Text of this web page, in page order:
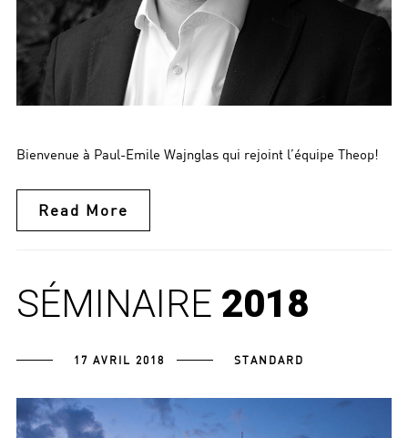
Bienvenue à Paul-Emile Wajnglas qui rejoint l’équipe Theop!
Read More
SÉMINAIRE 2018
17 AVRIL 2018 STANDARD